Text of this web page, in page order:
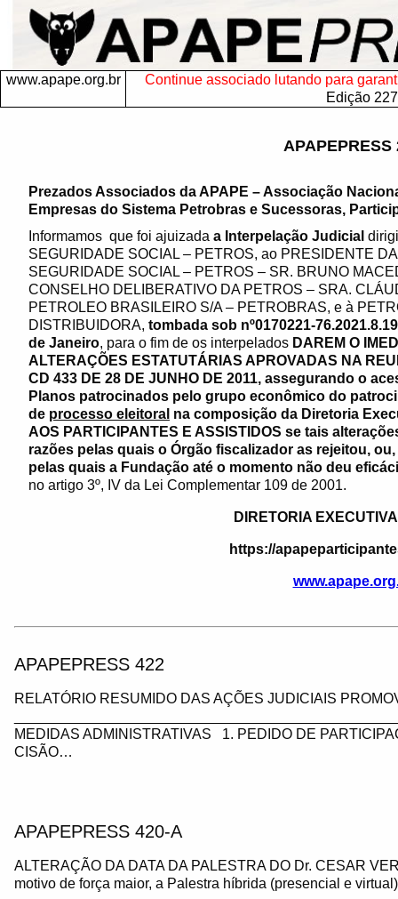
www.apape.org.br
Continue associado lutando para
Edição 227
APAPEPRESS
Prezados Associados da APAPE – Associação
Empresas do Sistema Petrobras e Sucessoras,
Informamos que foi ajuizada a Interpelação Judicial
SEGURIDADE SOCIAL – PETROS, ao PRESIDENTE
SEGURIDADE SOCIAL – PETROS – SR. BRUNO
CONSELHO DELIBERATIVO DA PETROS – SRA.
PETROLEO BRASILEIRO S/A – PETROBRAS, e à
DISTRIBUIDORA, tombada sob nº0170221-
de Janeiro, para o fim de os interpelados DAREM O
ALTERAÇÕES ESTATUTÁRIAS APROVADAS NA
CD 433 DE 28 DE JUNHO DE 2011, assegurando o
Planos patrocinados pelo grupo econômico do
de processo eleitoral na composição da Diretoria
AOS PARTICIPANTES E ASSISTIDOS se tais
razões pelas quais o Órgão fiscalizador as rejeitou,
pelas quais a Fundação até o momento não deu
no artigo 3º, IV da Lei Complementar 109 de 2001.
DIRETORIA
https://
APAPEPRESS 422
RELATÓRIO RESUMIDO DAS AÇÕES JUDICIAIS
MEDIDAS ADMINISTRATIVAS 1. PEDIDO DE
CISÃO…
APAPEPRESS 420-A
ALTERAÇÃO DA DATA DA PALESTRA DO Dr. CESAR
motivo de força maior, a Palestra híbrida (presencial e